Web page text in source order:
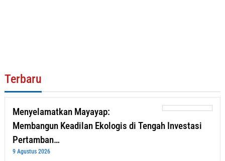
Terbaru
Menyelamatkan Mayayap:
Membangun Keadilan Ekologis di Tengah Investasi
Pertamban…
9 Agustus 2026